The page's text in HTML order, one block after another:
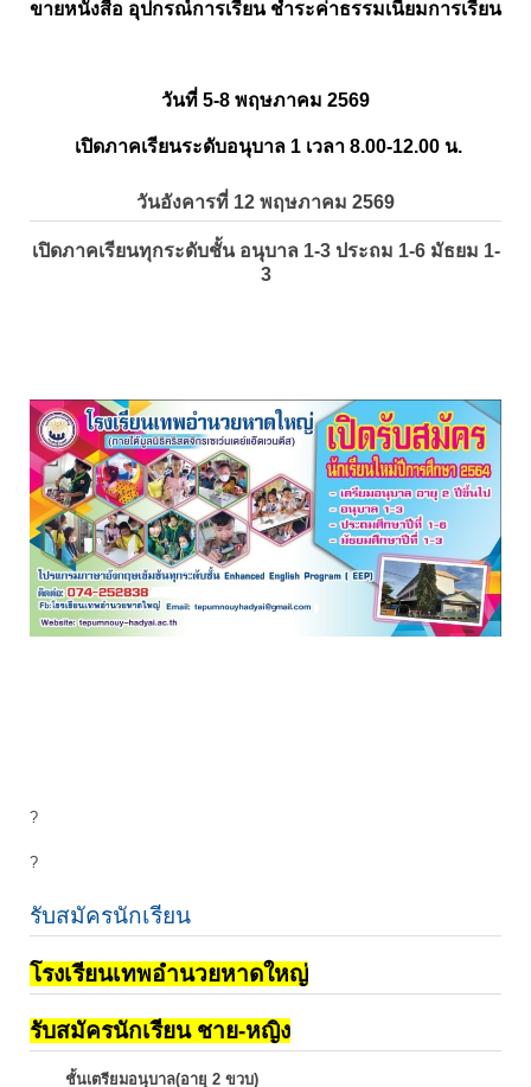
ขายหนังสือ อุปกรณ์การเรียน ชำระค่าธรรมเนียมการเรียน
วันที่ 5-8 พฤษภาคม 2569
เปิดภาคเรียนระดับอนุบาล 1 เวลา 8.00-12.00 น.
วันอังคารที่ 12 พฤษภาคม 2569
เปิดภาคเรียนทุกระดับชั้น อนุบาล 1-3 ประถม 1-6 มัธยม 1-
3
?
?
รับสมัครนักเรียน
โรงเรียนเทพอำนวยหาดใหญ่
รับสมัครนักเรียน ชาย-หญิง
ชั้นเตรียมอนุบาล(อายุ 2 ขวบ)